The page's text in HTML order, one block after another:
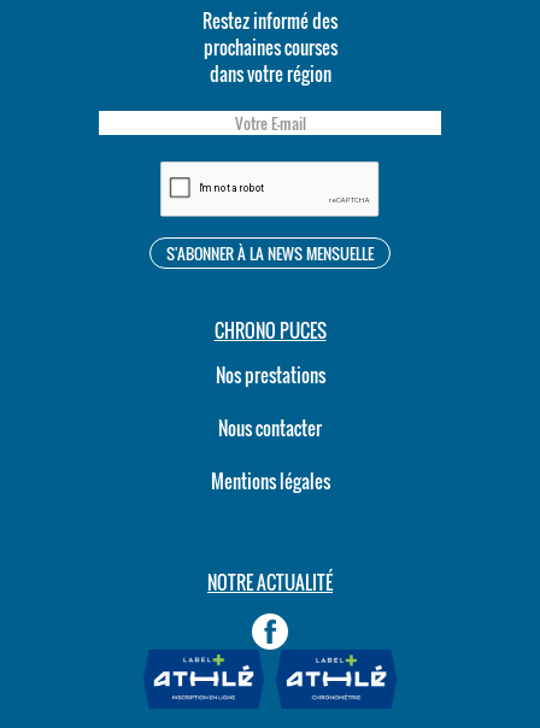
Restez informé des
prochaines courses
dans votre région
CHRONO PUCES
Nos prestations
Nous contacter
Mentions légales
NOTRE ACTUALITÉ